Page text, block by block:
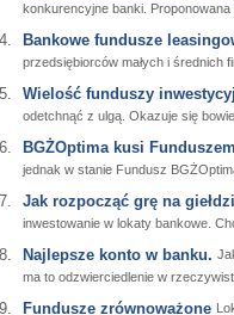
konkurencyjne banki. Proponowana
Bankowe fundusze
przedsiębiorców małych i średnich
Wielość funduszy
odetchnąć z ulgą. Okazuje się
BGŻOptima kusi
jednak w stanie Fundusz
Jak rozpocząć grę na
inwestowanie w lokaty bankowe.
Najlepsze konto w banku.
ma to odzwierciedlenie w
Fundusze zrównoważone